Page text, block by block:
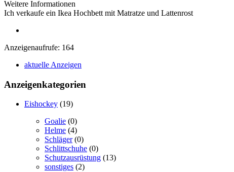
Weitere Informationen
Ich verkaufe ein Ikea Hochbett mit Matratze und Lattenrost
Anzeigenaufrufe: 164
aktuelle Anzeigen
Anzeigenkategorien
Eishockey (19)
Goalie (0)
Helme (4)
Schläger(0)
Schlittschuhe (0)
Schutzausrüstung (13)
sonstiges (2)